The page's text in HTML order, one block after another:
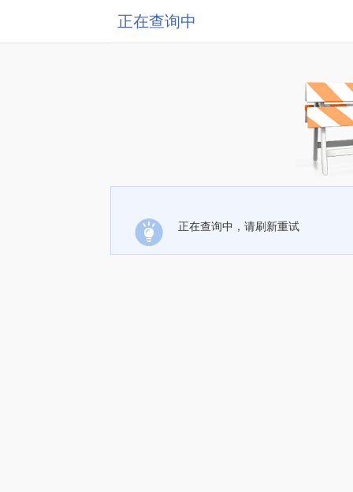
正在查询中
正在查询中，请刷新重试